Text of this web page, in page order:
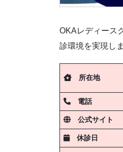
OKAレディース
診環境を実現し
所在地
電話
公式サイト
休診日